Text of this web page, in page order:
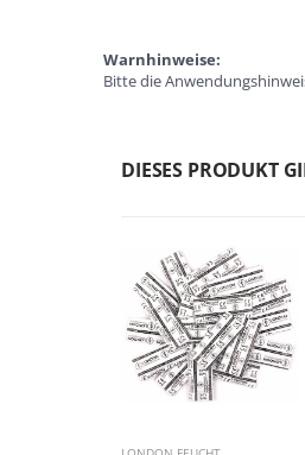
Warnhinweise:
Bitte die
DIESES PRODUKT